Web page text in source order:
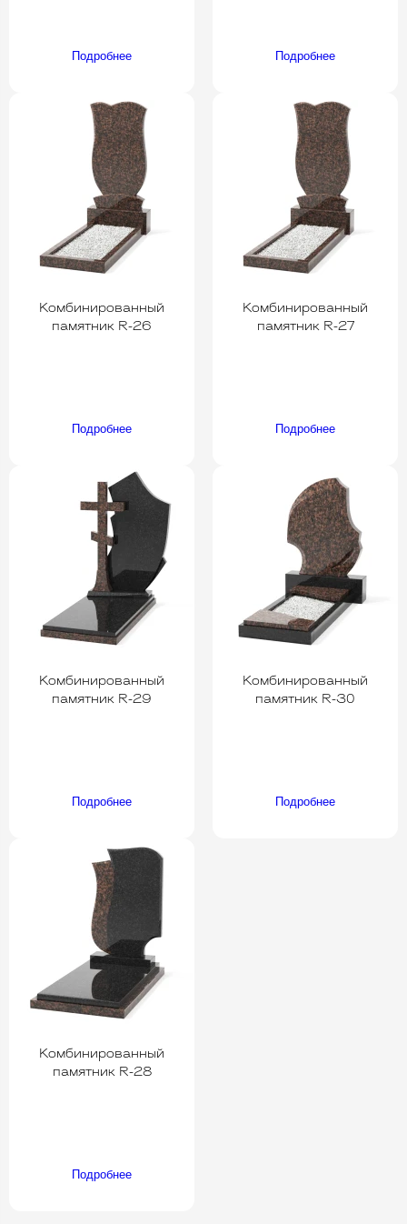
Подробнее Подробнее
Комбинированный
памятник R-26
Подробнее
Комбинированный
памятник R-27
Подробнее
Комбинированный
памятник R-29
Подробнее
Комбинированный
памятник R-30
Подробнее
Комбинированный
памятник R-28
Подробнее